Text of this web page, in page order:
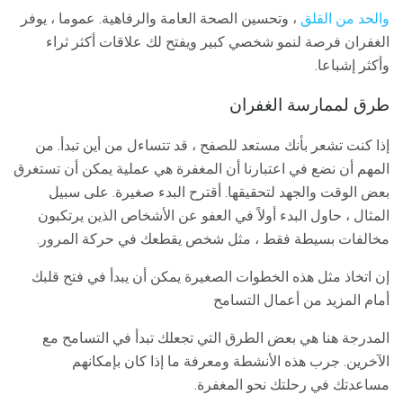
والحد من القلق ، وتحسين الصحة العامة والرفاهية. عموما ، يوفر
الغفران فرصة لنمو شخصي كبير ويفتح لك علاقات أكثر ثراء
وأكثر إشباعا.
طرق لممارسة الغفران
إذا كنت تشعر بأنك مستعد للصفح ، قد تتساءل من أين تبدأ. من
المهم أن نضع في اعتبارنا أن المغفرة هي عملية يمكن أن تستغرق
بعض الوقت والجهد لتحقيقها. أقترح البدء صغيرة. على سبيل
المثال ، حاول البدء أولاً في العفو عن الأشخاص الذين يرتكبون
مخالفات بسيطة فقط ، مثل شخص يقطعك في حركة المرور.
إن اتخاذ مثل هذه الخطوات الصغيرة يمكن أن يبدأ في فتح قلبك
أمام المزيد من أعمال التسامح
المدرجة هنا هي بعض الطرق التي تجعلك تبدأ في التسامح مع
الآخرين. جرب هذه الأنشطة ومعرفة ما إذا كان بإمكانهم
مساعدتك في رحلتك نحو المغفرة.